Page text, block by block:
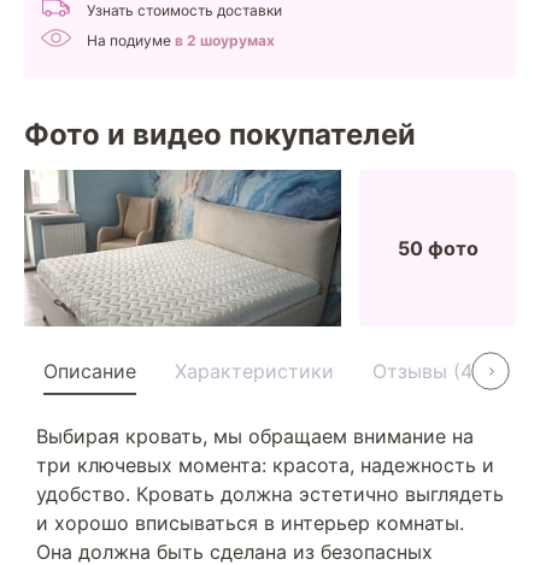
Узнать стоимость доставки
На подиуме в 2 шоурумах
Фото и видео покупателей
50 фото
Описание Характеристики Отзывы (40)
Выбирая кровать, мы обращаем внимание на
три ключевых момента: красота, надежность и
удобство. Кровать должна эстетично выглядеть
и хорошо вписываться в интерьер комнаты.
Она должна быть сделана из безопасных